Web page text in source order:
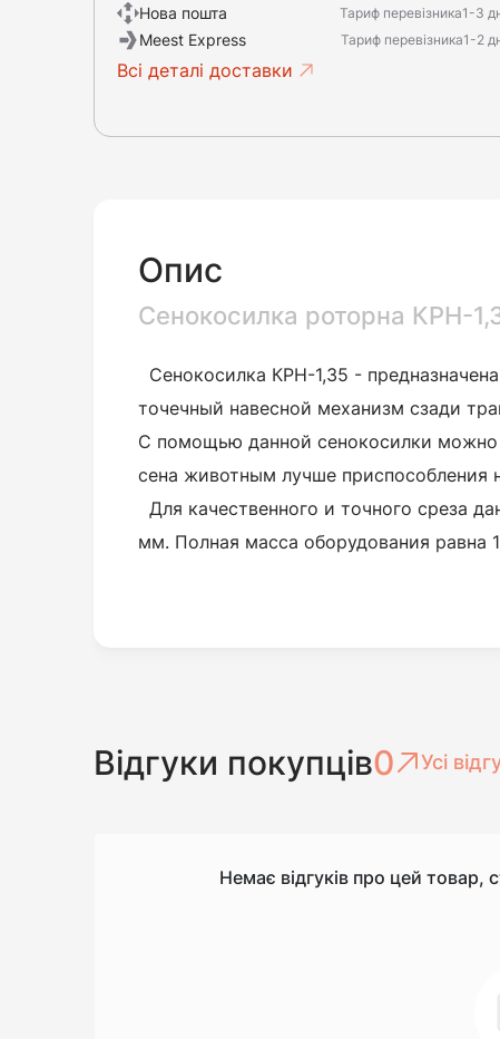
Нова пошта Тариф перевізника1-3
Meest Express Тариф перевізника1-2
Всі деталі доставки
Опис
Сенокосилка роторна КРН-
Сенокосилка КРН-1,35 -
точечный навесной механизм сзади
С помощью данной сенокосилки можно
сена животным лучше приспособления
Для качественного и точного среза
мм. Полная масса оборудования равна
Відгуки покупців0 Усі
Немає відгуків про цей товар,